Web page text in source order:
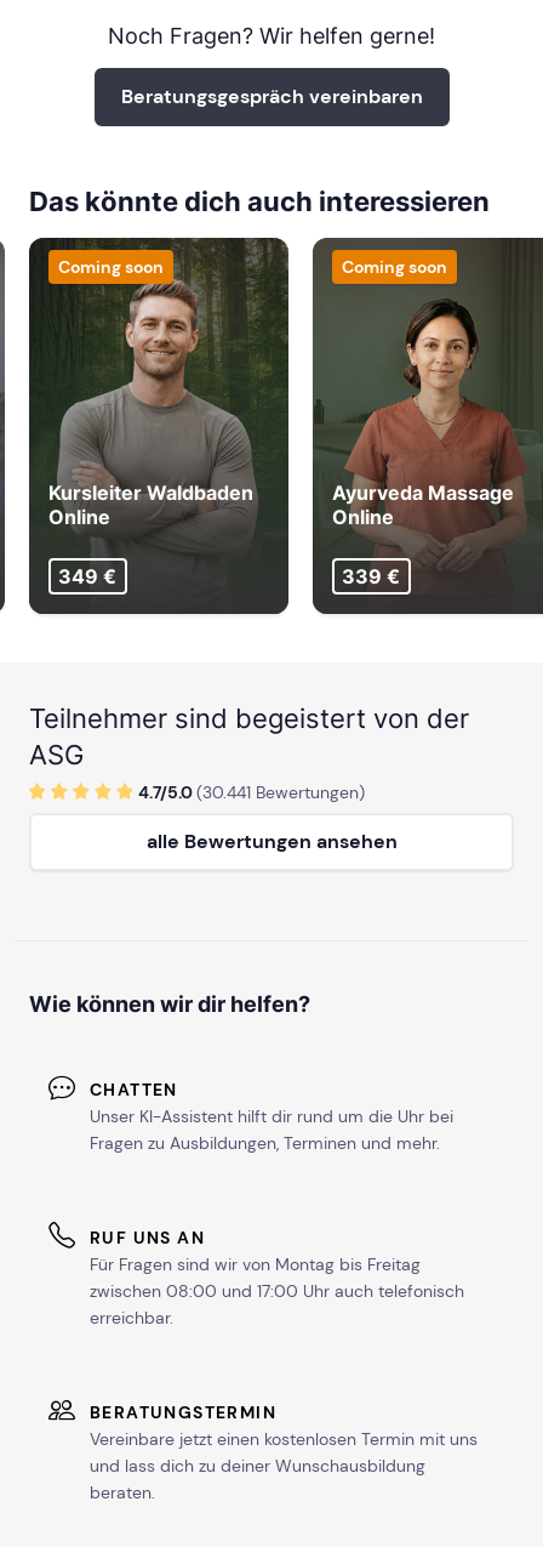
Noch Fragen? Wir helfen gerne!
Beratungsgespräch vereinbaren
Das könnte dich auch interessieren
Coming soon
Kursleiter Waldbaden
Online
349 €
Coming soon
Ayurveda Massage
Online
339 €
Teilnehmer sind begeistert von der
ASG
4.7/5.0(30.441 Bewertungen)
alle Bewertungen ansehen
Wie können wir dir helfen?
CHATTEN
Unser KI-Assistent hilft dir rund um die Uhr bei
Fragen zu Ausbildungen, Terminen und mehr.
RUF UNS AN
Für Fragen sind wir von Montag bis Freitag
zwischen 08:00 und 17:00 Uhr auch telefonisch
erreichbar.
BERATUNGSTERMIN
Vereinbare jetzt einen kostenlosen Termin mit uns
und lass dich zu deiner Wunschausbildung
beraten.